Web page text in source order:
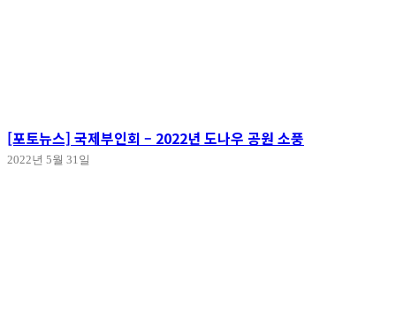
[포토뉴스] 국제부인회 – 2022년 도나우 공원 소풍
2022년 5월 31일